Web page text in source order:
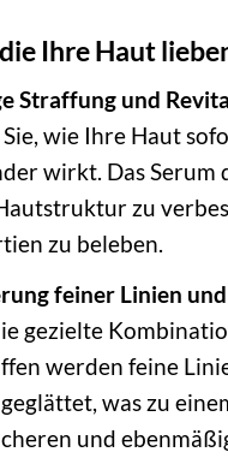
Ihre Haut
Straffung und
wie Ihre Haut
wirkt. Das Serum
zu
zu beleben.
feiner Linien
gezielte
werden feine
was zu
und